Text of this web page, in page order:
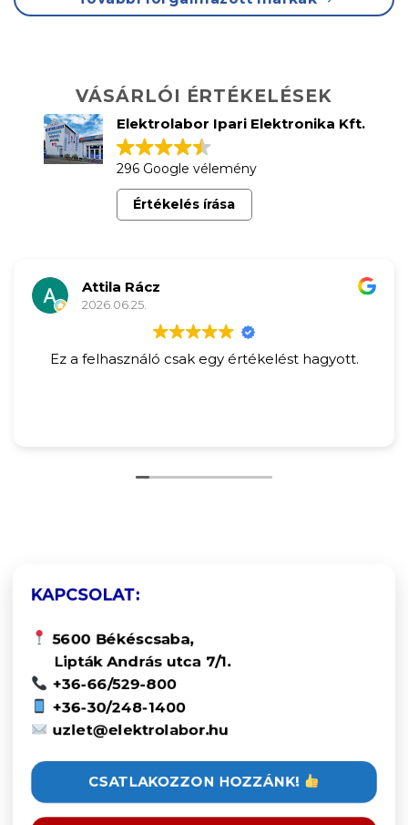
VÁSÁRLÓI ÉRTÉKELÉSEK
Elektrolabor Ipari Elektronika Kft.
296 Google vélemény
Értékelés írása
Attila Rácz
2026.06.25.
Ez a felhasználó csak egy értékelést hagyott.
KAPCSOLAT:
5600 Békéscsaba,
Lipták András utca 7/1.
+36-66/529-800
+36-30/248-1400
uzlet@elektrolabor.hu
CSATLAKOZZON HOZZÁNK!